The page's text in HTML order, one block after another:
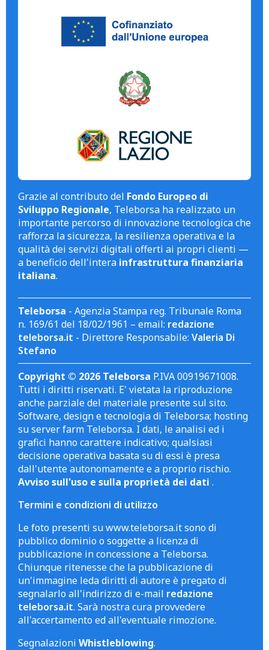
Grazie al contributo del Fondo Europeo di
Sviluppo Regionale, Teleborsa ha realizzato un
importante percorso di innovazione tecnologica che
rafforza la sicurezza, la resilienza operativa e la
qualità dei servizi digitali offerti ai propri clienti —
a beneficio dell'intera infrastruttura finanziaria
italiana.
Teleborsa - Agenzia Stampa reg. Tribunale Roma
n. 169/61 del 18/02/1961 – email: redazione
teleborsa.it - Direttore Responsabile: Valeria Di
Stefano
Copyright © 2026 Teleborsa P.IVA 00919671008.
Tutti i diritti riservati. E' vietata la riproduzione
anche parziale del materiale presente sul sito.
Software, design e tecnologia di Teleborsa; hosting
su server farm Teleborsa. I dati, le analisi ed i
grafici hanno carattere indicativo; qualsiasi
decisione operativa basata su di essi è presa
dall'utente autonomamente e a proprio rischio.
Avviso sull'uso e sulla proprietà dei dati .
Termini e condizioni di utilizzo
Le foto presenti su www.teleborsa.it sono di
pubblico dominio o soggette a licenza di
pubblicazione in concessione a Teleborsa.
Chiunque ritenesse che la pubblicazione di
un'immagine leda diritti di autore è pregato di
segnalarlo all'indirizzo di e-mail redazione
teleborsa.it. Sarà nostra cura provvedere
all'accertamento ed all'eventuale rimozione.
Segnalazioni Whistleblowing.